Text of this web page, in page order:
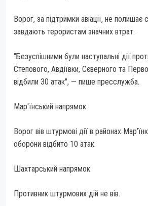
Ворог, за підтримки авіації, не
завдають терористам значних втрат.
"Безуспішними були наступальні дії
Степового, Авдіївки, Сєверного та
відбили 30 атак", — пише пресслужба.
Мар'їнський напрямок
Ворог вів штурмові дії в районах
оборони відбито 10 атак.
Шахтарський напрямок
Противник штурмових дій не вів.